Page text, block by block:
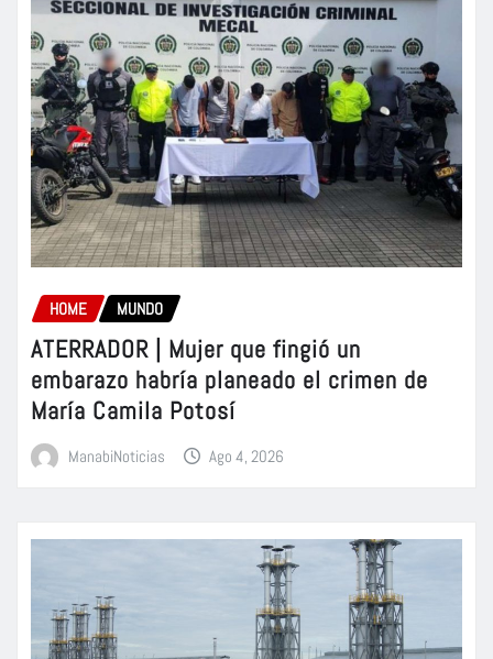
HOME MUNDO
ATERRADOR | Mujer que fingió un
embarazo habría planeado el crimen de
María Camila Potosí
ManabiNoticias Ago 4, 2026